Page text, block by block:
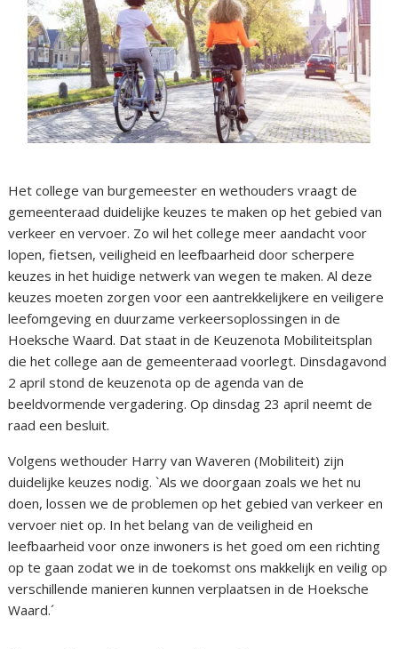
Het college van burgemeester en wethouders vraagt de
gemeenteraad duidelijke keuzes te maken op het gebied van
verkeer en vervoer. Zo wil het college meer aandacht voor
lopen, fietsen, veiligheid en leefbaarheid door scherpere
keuzes in het huidige netwerk van wegen te maken. Al deze
keuzes moeten zorgen voor een aantrekkelijkere en veiligere
leefomgeving en duurzame verkeersoplossingen in de
Hoeksche Waard. Dat staat in de Keuzenota Mobiliteitsplan
die het college aan de gemeenteraad voorlegt. Dinsdagavond
2 april stond de keuzenota op de agenda van de
beeldvormende vergadering. Op dinsdag 23 april neemt de
raad een besluit.
Volgens wethouder Harry van Waveren (Mobiliteit) zijn
duidelijke keuzes nodig. `Als we doorgaan zoals we het nu
doen, lossen we de problemen op het gebied van verkeer en
vervoer niet op. In het belang van de veiligheid en
leefbaarheid voor onze inwoners is het goed om een richting
op te gaan zodat we in de toekomst ons makkelijk en veilig op
verschillende manieren kunnen verplaatsen in de Hoeksche
Waard.´